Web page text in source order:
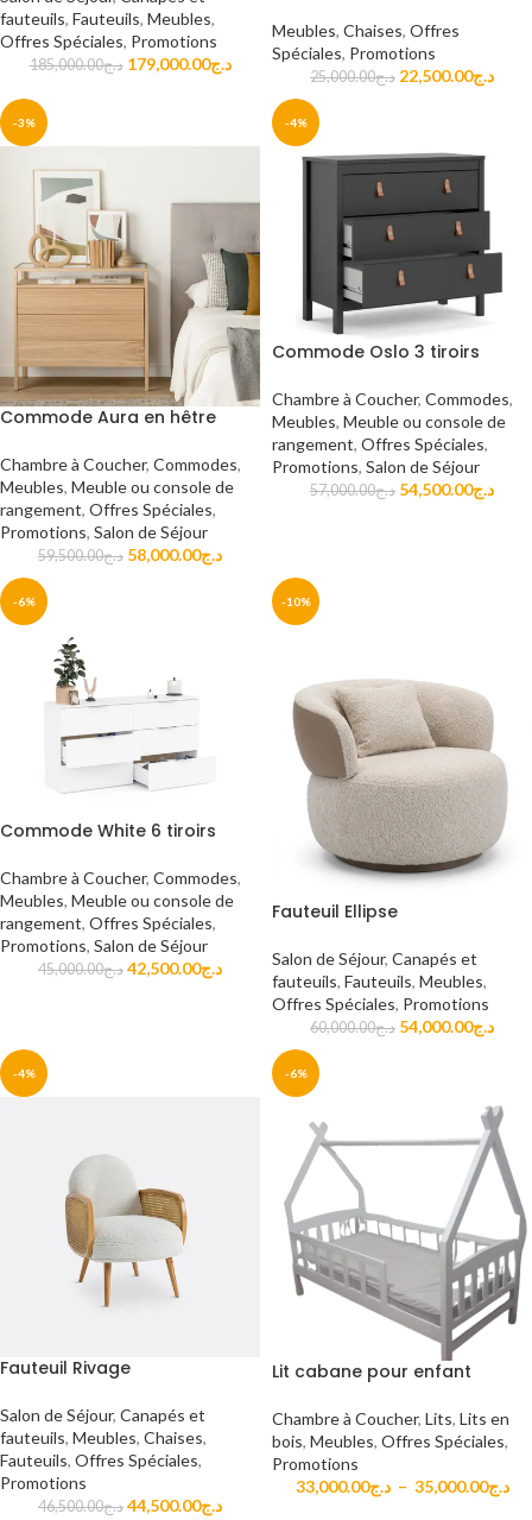
fauteuils, Fauteuils, Meubles,
Offres Spéciales, Promotions
د.ج185,000.00 د.ج179,000.00
Meubles, Chaises, Offres
Spéciales, Promotions
د.ج25,000.00 د.ج22,500.00
-3%
Commode Aura en hêtre
Chambre à Coucher, Commodes,
Meubles, Meuble ou console de
rangement, Offres Spéciales,
Promotions, Salon de Séjour
د.ج59,500.00 د.ج58,000.00
-4%
Commode Oslo 3 tiroirs
Chambre à Coucher, Commodes,
Meubles, Meuble ou console de
rangement, Offres Spéciales,
Promotions, Salon de Séjour
د.ج57,000.00 د.ج54,500.00
-6%
Commode White 6 tiroirs
Chambre à Coucher, Commodes,
Meubles, Meuble ou console de
rangement, Offres Spéciales,
Promotions, Salon de Séjour
د.ج45,000.00 د.ج42,500.00
-10%
Fauteuil Ellipse
Salon de Séjour, Canapés et
fauteuils, Fauteuils, Meubles,
Offres Spéciales, Promotions
د.ج60,000.00 د.ج54,000.00
-4%
Fauteuil Rivage
Salon de Séjour, Canapés et
fauteuils, Meubles, Chaises,
Fauteuils, Offres Spéciales,
Promotions
د.ج46,500.00 د.ج44,500.00
-6%
Lit cabane pour enfant
Chambre à Coucher, Lits, Lits en
bois, Meubles, Offres Spéciales,
Promotions
د.ج33,000.00 – د.ج35,000.00